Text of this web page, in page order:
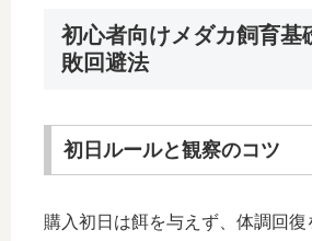
初心者向けメダカ飼育基
敗回避法
初日ルールと観察のコツ
購入初日は餌を与えず、体調回